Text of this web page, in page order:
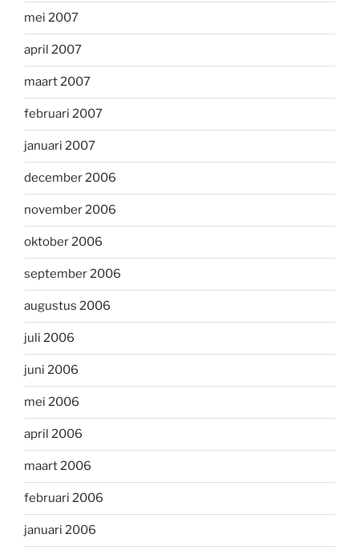
mei 2007
april 2007
maart 2007
februari 2007
januari 2007
december 2006
november 2006
oktober 2006
september 2006
augustus 2006
juli 2006
juni 2006
mei 2006
april 2006
maart 2006
februari 2006
januari 2006